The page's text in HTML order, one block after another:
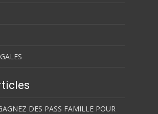
DES PASS FAMILLE POUR